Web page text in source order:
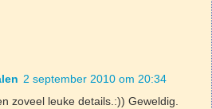
2 september 2010 om 20:34
zoveel leuke details.:)) Geweldig.